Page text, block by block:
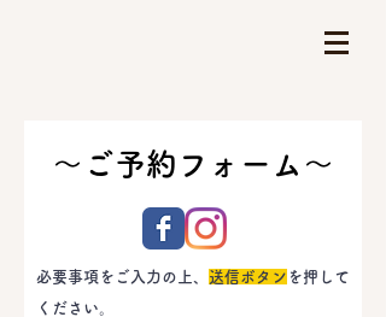
〜​ご予約フォーム〜
​必要事項をご入力の上、 送信ボタン を押して
ください。